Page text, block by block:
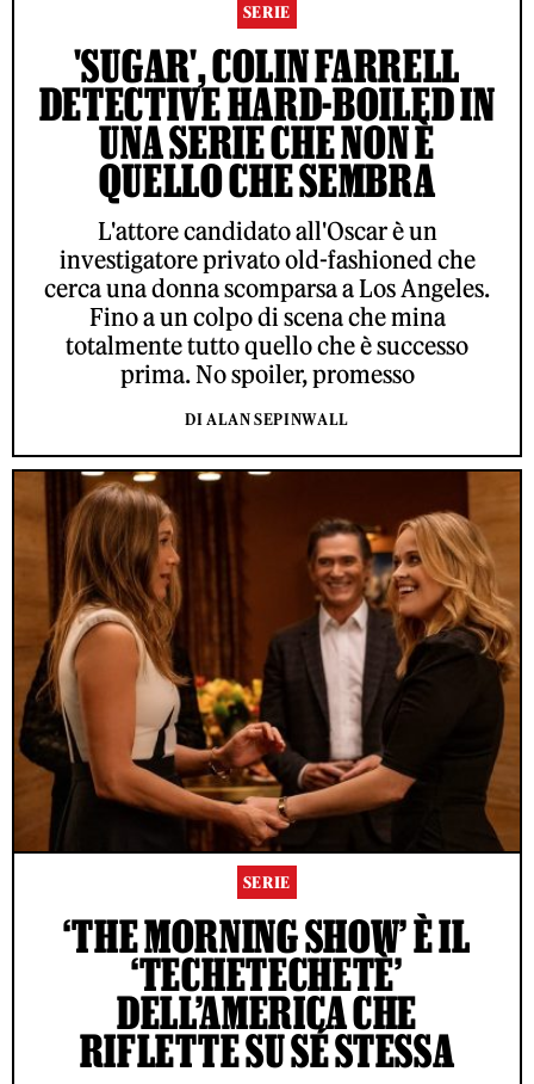
SERIE
'SUGAR', COLIN FARRELL
DETECTIVE HARD-BOILED IN
UNA SERIE CHE NON È
QUELLO CHE SEMBRA
L'attore candidato all'Oscar è un
investigatore privato old-fashioned che
cerca una donna scomparsa a Los Angeles.
Fino a un colpo di scena che mina
totalmente tutto quello che è successo
prima. No spoiler, promesso
DI ALAN SEPINWALL
SERIE
‘THE MORNING SHOW’ È IL
‘TECHETECHETÈ’
DELL’AMERICA CHE
RIFLETTE SU SÉ STESSA